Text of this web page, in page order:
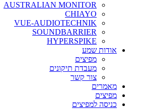
AUSTRALIAN MONITOR
CHIAYO
VUE-AUDIOTECHNIK
SOUNDBARRIER
HYPERSPIKE
אודות שמע
מפיצים
מעבדת תיקונים
צור קשר
מאמרים
מפיצים
כניסה למפיצים